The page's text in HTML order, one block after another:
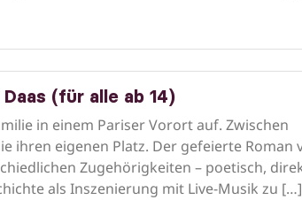
(für alle ab 14)
in einem Pariser Vorort auf. Zwischen
ihren eigenen Platz. Der gefeierte Roman
Zugehörigkeiten – poetisch,
als Inszenierung mit Live-Musik zu […]